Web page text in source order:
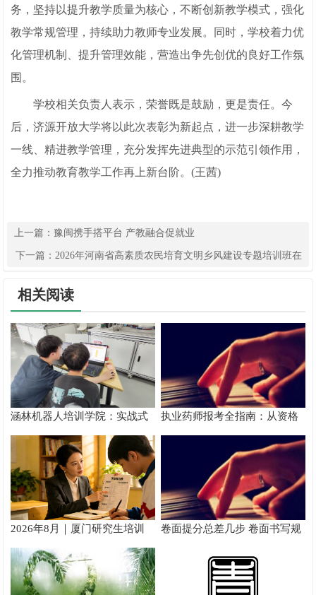
务，坚持以提升教学质量为核心，不断创新教学模式，强化
教学常规管理，持续助力教师专业发展。同时，学校着力优
化管理机制、提升管理效能，营造出争先创优的良好工作氛
围。
学校相关负责人表示，荣誉既是鼓励，更是责任。今
后，济源开放大学将以此次表彰为新起点，进一步深耕教学
一线、精进教学管理，充分发挥先进典型的示范引领作用，
全力推动教育教学工作再上新台阶。(王茜)
上一篇：豫闽携手搭平台 产教融合促就业
下一篇： 2026年河南省高素质农民培育文明乡风建设专题培训班在
相关阅读
涵林机器人培训学院：实战式
教学如何炼成
执业药师报考全指南：从资格
核验到备考落地完整手册
2026年8月｜厦门研究生培训
推荐
卷面提分总差几步 卷面书写规